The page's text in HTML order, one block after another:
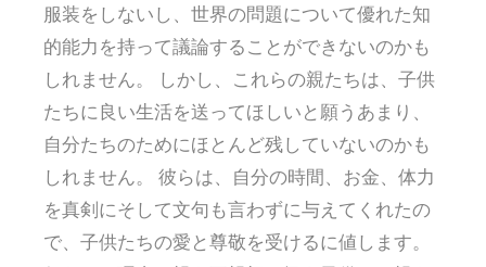
服装をしないし、世界の問題について優れた知
的能力を持って議論することができないのかも
しれません。 しかし、これらの親たちは、子供
たちに良い生活を送ってほしいと願うあまり、
自分たちのためにほとんど残していないのかも
しれません。 彼らは、自分の時間、お金、体力
を真剣にそして文句も言わずに与えてくれたの
で、子供たちの愛と尊敬を受けるに値します。